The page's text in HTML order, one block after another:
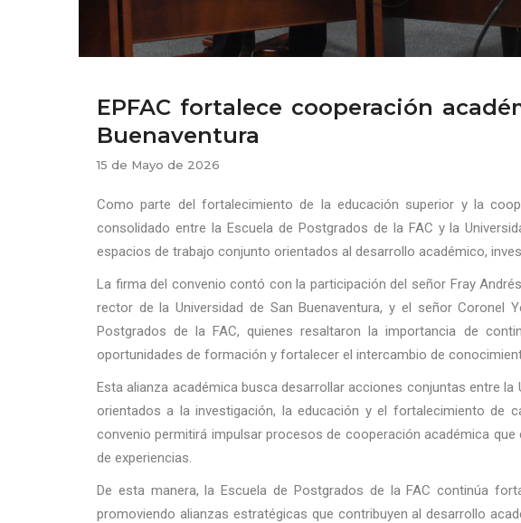
EPFAC fortalece cooperación
Buenaventura
15 de Mayo de 2026
Como parte del fortalecimiento de la educación superior y la
consolidado entre la Escuela de Postgrados de la FAC y la
espacios de trabajo conjunto orientados al desarrollo académico,
La firma del convenio contó con la participación del señor Fray
rector de la Universidad de San Buenaventura, y el señor Coronel
Postgrados de la FAC, quienes resaltaron la importancia de
oportunidades de formación y fortalecer el intercambio de
Esta alianza académica busca desarrollar acciones conjuntas entre la
orientados a la investigación, la educación y el fortalecimiento de
convenio permitirá impulsar procesos de cooperación académica
de experiencias.
De esta manera, la Escuela de Postgrados de la FAC continúa
promoviendo alianzas estratégicas que contribuyen al desarrollo